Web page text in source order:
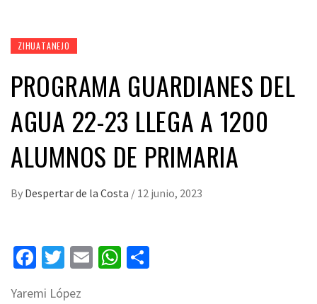
ZIHUATANEJO
PROGRAMA GUARDIANES DEL
AGUA 22-23 LLEGA A 1200
ALUMNOS DE PRIMARIA
By Despertar de la Costa / 12 junio, 2023
Facebook
Twitter
EmailWhatsApp
Yaremi López